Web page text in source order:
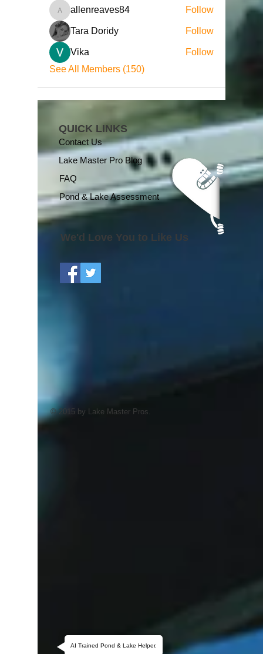
allenreaves84
allenreaves84 Follow
Tara Doridy Follow
Vika
Follow
See All Members (150)
QUICK LINKS
Contact Us
Lake Master Pro Blog
FAQ
Pond & Lake Assessment
We'd Love You to Like Us
© 2015 by Lake Master Pros.
AI Trained Pond & Lake Helper.